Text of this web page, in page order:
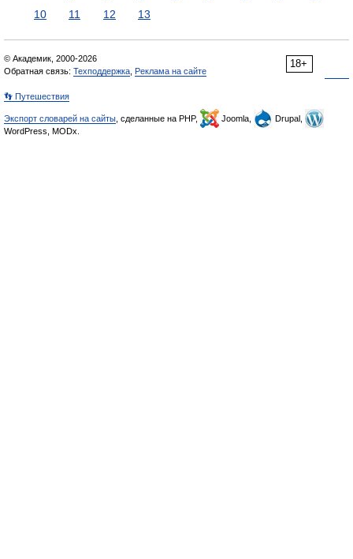
10
11 12 13
18+
© Академик, 2000-2026
Обратная связь: Техподдержка Реклама на сайте
👣 Путешествия
Экспорт словарей на сайты , сделанные на PHP, Joomla,
Drupal,
WordPress, MODx.